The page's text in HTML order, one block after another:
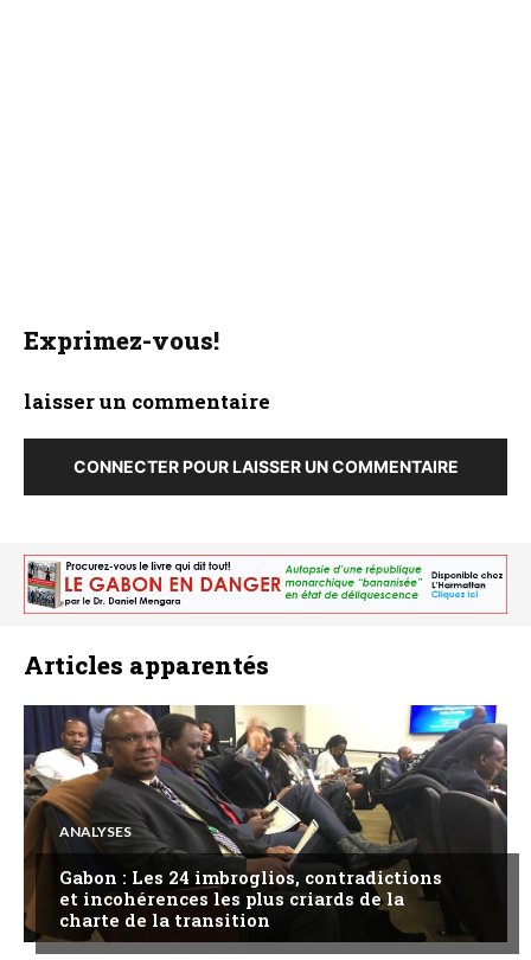
Exprimez-vous!
laisser un commentaire
CONNECTER POUR LAISSER UN COMMENTAIRE
Articles apparentés
ANALYSES
Gabon : Les 24 imbroglios, contradictions
et incohérences les plus criards de la
charte de la transition